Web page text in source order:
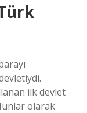
ilk devlet
olarak